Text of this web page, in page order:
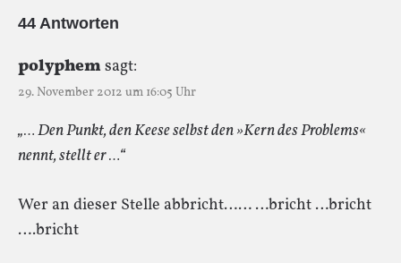
44 Antworten
polyphemsagt:
29. November 2012 um 16:05 Uhr
„… Den Punkt, den Keese selbst den »Kern des Problems«
nennt, stellt er …“
Wer an dieser Stelle abbricht…… …bricht …bricht
….bricht